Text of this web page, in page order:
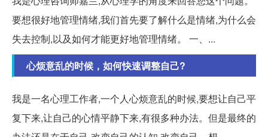
要想很好地管理情绪,我们首先要了解什么是情绪,为什么会
失去控制,以及如何才能更好地管理情绪。 一、...
心烦意乱的时候，如何快速调整自己?
我是一名心理工作者,一个人心烦意乱的时候,要想让自己平
复下来,让自己的心情平静下来,有很多种办法。但是最终的